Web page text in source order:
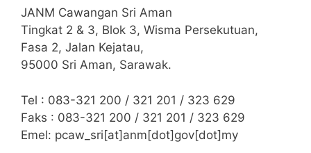
JANM Cawangan Sri Aman
Tingkat 2 & 3, Blok 3, Wisma Persekutuan,
Fasa 2, Jalan Kejatau,
95000 Sri Aman, Sarawak.
Tel : 083-321 200 / 321 201 / 323 629
Faks : 083-321 200 / 321 201 / 323 629
Emel: pcaw_sri[at]anm[dot]gov[dot]my